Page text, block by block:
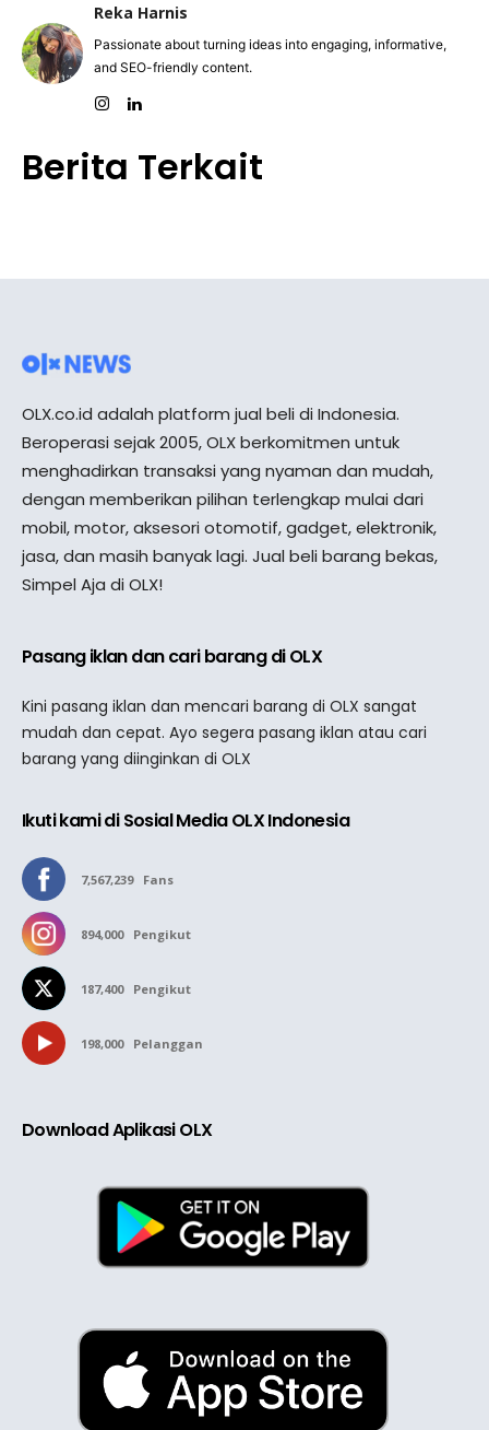
Reka Harnis
Passionate about turning ideas into engaging, informative,
and SEO-friendly content.
Berita Terkait
OLX.co.id adalah platform jual beli di Indonesia.
Beroperasi sejak 2005, OLX berkomitmen untuk
menghadirkan transaksi yang nyaman dan mudah,
dengan memberikan pilihan terlengkap mulai dari
mobil, motor, aksesori otomotif, gadget, elektronik,
jasa, dan masih banyak lagi. Jual beli barang bekas,
Simpel Aja di OLX!
Pasang iklan dan cari barang di OLX
Kini pasang iklan dan mencari barang di OLX sangat
mudah dan cepat. Ayo segera pasang iklan atau cari
barang yang diinginkan di OLX
Ikuti kami di Sosial Media OLX Indonesia
7,567,239 Fans
894,000 Pengikut
187,400 Pengikut
198,000 Pelanggan
Download Aplikasi OLX